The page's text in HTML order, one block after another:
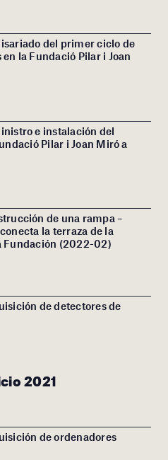
del primer ciclo de
la Fundació Pilar i Joan
e instalación del
Pilar i Joan Miró a
de una rampa –
la terraza de la
Fundación (2022-02)
de detectores de
2021
de ordenadores